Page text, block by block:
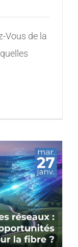
Vous de la